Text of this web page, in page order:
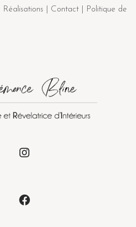
Réalisations | Contact |
Politique de